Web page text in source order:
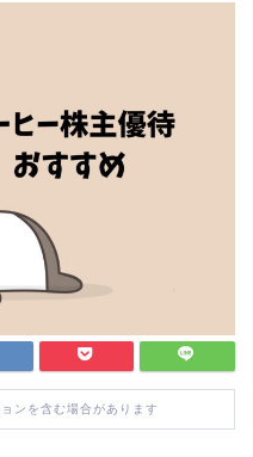
ンを含む場合があります